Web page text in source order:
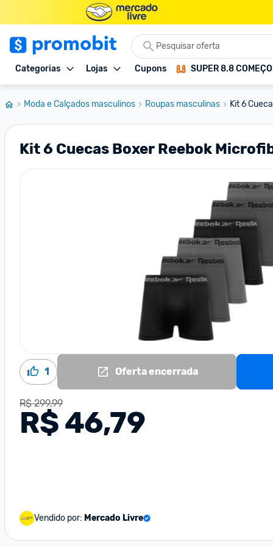
Categorias Lojas Cupons SUPER 8.8
Moda e Calçados masculinos Roupas masculinas Kit 6
Kit 6 Cuecas Boxer Reebok
1 Oferta encerrada
R$ 299,99
R$ 46,79
Vendido por: Mercado Livre